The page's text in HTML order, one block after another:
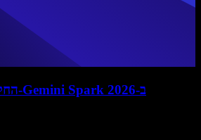
החלופות הטובות ביותר ל-Gemini Spark ב-2026